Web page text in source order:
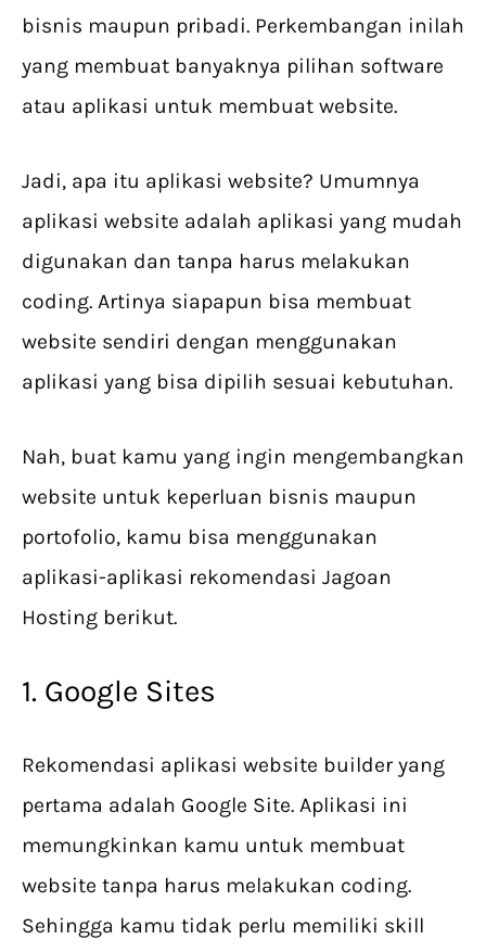
bisnis maupun pribadi. Perkembangan inilah
yang membuat banyaknya pilihan software
atau aplikasi untuk membuat website.
Jadi, apa itu aplikasi website? Umumnya
aplikasi website adalah aplikasi yang mudah
digunakan dan tanpa harus melakukan
coding. Artinya siapapun bisa membuat
website sendiri dengan menggunakan
aplikasi yang bisa dipilih sesuai kebutuhan.
Nah, buat kamu yang ingin mengembangkan
website untuk keperluan bisnis maupun
portofolio, kamu bisa menggunakan
aplikasi-aplikasi rekomendasi Jagoan
Hosting berikut.
1. Google Sites
Rekomendasi aplikasi website builder yang
pertama adalah Google Site. Aplikasi ini
memungkinkan kamu untuk membuat
website tanpa harus melakukan coding.
Sehingga kamu tidak perlu memiliki skill